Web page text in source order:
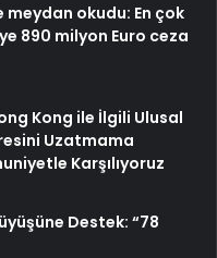
meydan okudu: En çok
890 milyon Euro ceza
Kong ile İlgili Ulusal
Uzatmama
Karşılıyoruz
Destek: “78